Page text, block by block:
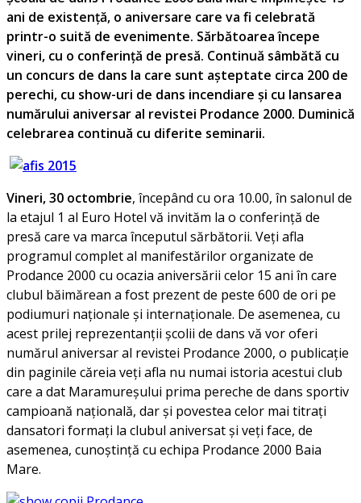
ani de existență, o aniversare care va fi celebrată
printr-o suită de evenimente. Sărbătoarea începe
vineri, cu o conferință de presă. Continuă sâmbătă cu
un concurs de dans la care sunt așteptate circa 200 de
perechi, cu show-uri de dans incendiare și cu lansarea
numărului aniversar al revistei Prodance 2000. Duminică
celebrarea continuă cu diferite seminarii.
Vineri, 30 octombrie, începând cu ora 10.00, în salonul de
la etajul 1 al Euro Hotel vă invităm la o conferință de
presă care va marca începutul sărbătorii. Veți afla
programul complet al manifestărilor organizate de
Prodance 2000 cu ocazia aniversării celor 15 ani în care
clubul băimărean a fost prezent de peste 600 de ori pe
podiumuri naționale și internaționale. De asemenea, cu
acest prilej reprezentanții școlii de dans vă vor oferi
numărul aniversar al revistei Prodance 2000, o publicație
din paginile căreia veți afla nu numai istoria acestui club
care a dat Maramureșului prima pereche de dans sportiv
campioană națională, dar și povestea celor mai titrați
dansatori formați la clubul aniversat și veți face, de
asemenea, cunoștință cu echipa Prodance 2000 Baia
Mare.